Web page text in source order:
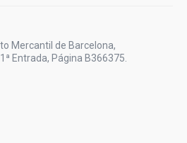
Mercantil de Barcelona,
Entrada, Página B366375.